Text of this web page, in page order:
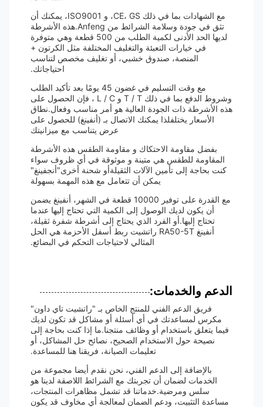
مع الشهادات بما في ذلك CE، GS، و ISO9001، يمكنك أن
تثق في جودة وسلامة الشرائط من Anfeng.هذه الأشرطة
لديها الحد الأدنى لكمية الطلب من 500 قطعة وهي متوفرة
في خيارات التعبئة والتغليف المختلفة مثل الكرتون +
المنصة، صندوق خشبي، أو تغليف مخصص لتناسب
احتياجاتك.
مع وقت التسليم في غضون 45 يومًا بعد تأكيد الطلب
وشروط الدفع بما في ذلك T / T و L / C ، فإن الحصول على
هذه الأشرطة ذات الجودة العالية هو أمر مناسب وفعال.نطاق
الأسعار يختلفلذا يمكنك الاتصال بـ (أنفينغ) للحصول على
عرض يتناسب مع ميزانيتك
بفضل مقاومة الاحتكاك و مقاومة الطقس هذه الأشرطة
المقاومة للطقس هي متينة و موثوقة في أي ظروف سواء
كنت بحاجة إلى تأمين الآلات الثقيلةأو شحنة أخرى"أنجفينغ"
يمكن أن تتعامل مع هذه المهمة بسهولة
مع القدرة على توفير 10000 قطعة في الشهر، أنفينغ يضمن
أن يكون لديك الوصول إلى الكمية التي تحتاج إليها عندما
تحتاج إليها.أو الفرد الذي يحتاج إلى أشرطة شفرة ثقيلة،
أنفينغ RA50-5T راتشيت ربط أسفل الأحزمة هي الحل
المثالي لاحتياجات التحكم في البضائع.
الدعم والخدمات:
فريق الدعم الفني للمنتج الخاص بـ "راتشيت تاي داون"
مكرس لمساعدتك في أي أسئلة أو مشاكل قد تكون لديك
فيما يتعلق باستخدام أو وظائف منتجنا.ما إذا كنت بحاجة إلى
نصيحة حول الاستخدام الصحيح، نصائح حل المشاكل، أو
تعليمات الصيانة، فريقنا هنا للمساعدة.
بالإضافة إلى الدعم الفني، نحن نقدم أيضا مجموعة من
الخدمات لضمان أن تجربتك مع الشرائط اللاصقة لدينا هو
سلس ومرضية.خدماتنا قد تشمل مظاهرات المنتجات،
مساعدة التثبيت، ودعم الضمان لمعالجة أي مخاوف قد يكون